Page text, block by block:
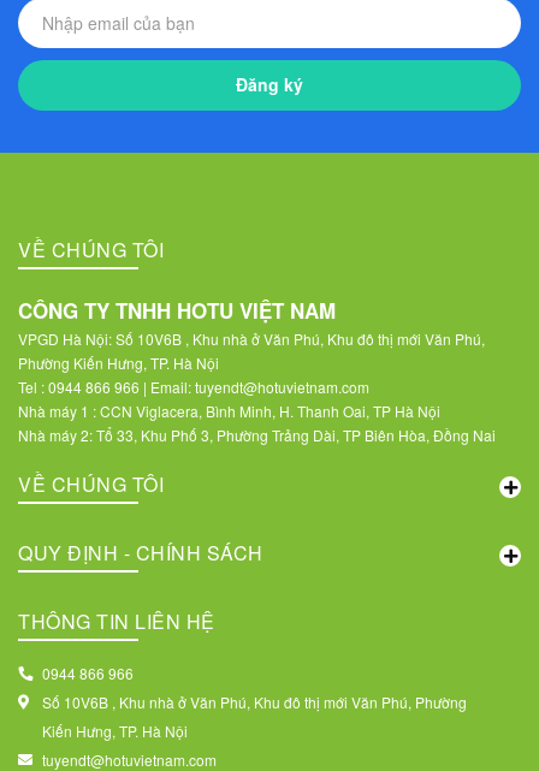
Đăng ký
VỀ CHÚNG TÔI
CÔNG TY TNHH HOTU VIỆT NAM
VPGD Hà Nội: Số 10V6B , Khu nhà ở Văn Phú, Khu đô thị mới Văn Phú,
Phường Kiến Hưng, TP. Hà Nội
Tel : 0944 866 966 | Email: tuyendt@hotuvietnam.com
Nhà máy 1 : CCN Viglacera, Bình Minh, H. Thanh Oai, TP Hà Nội
Nhà máy 2: Tổ 33, Khu Phố 3, Phường Trảng Dài, TP Biên Hòa, Đồng Nai
VỀ CHÚNG TÔI
QUY ĐỊNH - CHÍNH SÁCH
THÔNG TIN LIÊN HỆ
0944 866 966
Số 10V6B , Khu nhà ở Văn Phú, Khu đô thị mới Văn Phú, Phường
Kiến Hưng, TP. Hà Nội
tuyendt@hotuvietnam.com